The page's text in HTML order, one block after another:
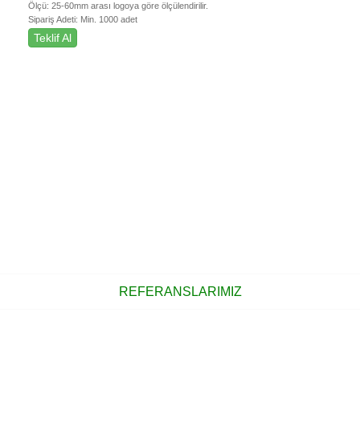
Ölçü: 25-60mm arası logoya göre ölçülendirilir.
Sipariş Adeti: Min. 1000 adet
Teklif Al
REFERANSLARIMIZ